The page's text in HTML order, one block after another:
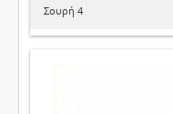
Σουρή 4